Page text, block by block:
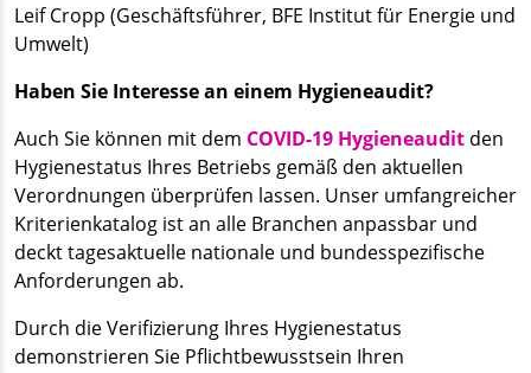
Leif Cropp (Geschäftsführer, BFE Institut für Energie und
Umwelt)
Haben Sie Interesse an einem Hygieneaudit?
Auch Sie können mit dem COVID-19 Hygieneaudit den
Hygienestatus Ihres Betriebs gemäß den aktuellen
Verordnungen überprüfen lassen. Unser umfangreicher
Kriterienkatalog ist an alle Branchen anpassbar und
deckt tagesaktuelle nationale und bundesspezifische
Anforderungen ab.
Durch die Verifizierung Ihres Hygienestatus
demonstrieren Sie Pflichtbewusstsein Ihren